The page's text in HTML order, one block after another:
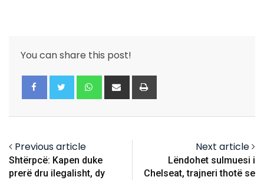
You can share this post!
Whatsapp
Share
via
Previous article
Shtërpcë: Kapen duke
prerë dru ilegalisht, dy
Next article
Lëndohet sulmuesi i
Chelseat, trajneri thotë se